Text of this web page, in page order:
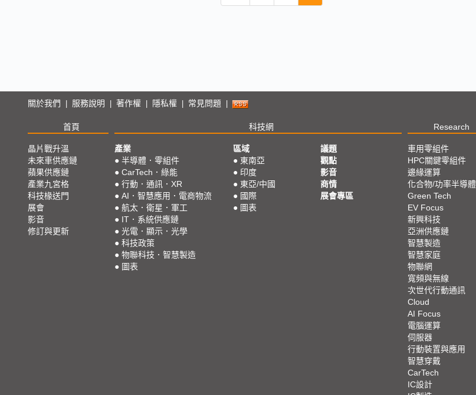
關於我們 服務說明 著作權 隱私權 常見問題
首頁 科技網 Research
晶片戰升溫
未來車供應鏈
蘋果供應鏈
產業九宮格
科技椽送門
展會
影音
修訂與更新
產業
● 半導體．零組件
● CarTech．綠能
● 行動．通訊．XR
● AI．智慧應用．電商物流
● 航太．衛星．軍工
● IT．系統供應鏈
● 光電．顯示．光學
● 科技政策
● 物聯科技．智慧製造
● 圖表
區域
● 東南亞
● 印度
● 東亞/中國
● 國際
● 圖表
議題
觀點
影音
商情
展會專區
車用零組件
HPC關鍵零組件
邊緣運算
化合物/功率半導體
Green Tech
EV Focus
新興科技
亞洲供應鏈
智慧製造
智慧家庭
物聯網
寬頻與無線
次世代行動通訊
Cloud
AI Focus
電腦運算
伺服器
行動裝置與應用
智慧穿戴
CarTech
IC設計